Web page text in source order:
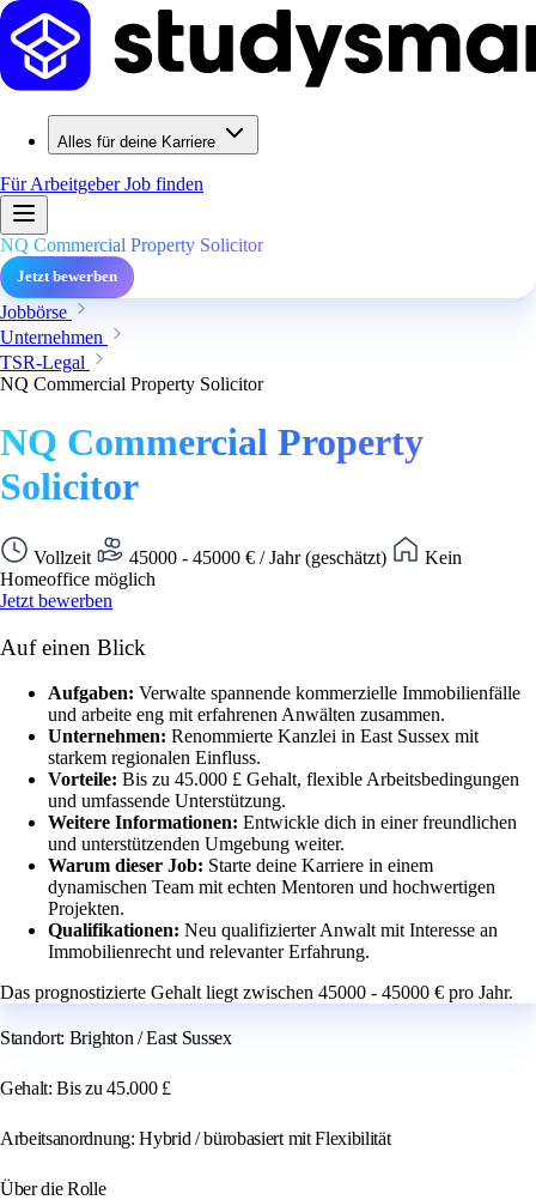
Alles für deine Karriere
Für ArbeitgeberJob finden
NQ Commercial Property Solicitor
Jetzt bewerben
Jobbörse
Unternehmen
TSR-Legal
NQ Commercial Property Solicitor
NQ Commercial Property
Solicitor
Vollzeit 45000 - 45000 € / Jahr (geschätzt)
Kein
Homeoffice möglich
Jetzt bewerben
Auf einen Blick
Aufgaben: Verwalte spannende kommerzielle Immobilienfälle
und arbeite eng mit erfahrenen Anwälten zusammen.
Unternehmen: Renommierte Kanzlei in East Sussex mit
starkem regionalen Einfluss.
Vorteile: Bis zu 45.000 £ Gehalt, flexible Arbeitsbedingungen
und umfassende Unterstützung.
Weitere Informationen: Entwickle dich in einer freundlichen
und unterstützenden Umgebung weiter.
Warum dieser Job: Starte deine Karriere in einem
dynamischen Team mit echten Mentoren und hochwertigen
Projekten.
Qualifikationen: Neu qualifizierter Anwalt mit Interesse an
Immobilienrecht und relevanter Erfahrung.
Das prognostizierte Gehalt liegt zwischen 45000 - 45000 € pro Jahr.
Standort: Brighton / East Sussex
Gehalt: Bis zu 45.000 £
Arbeitsanordnung: Hybrid / bürobasiert mit Flexibilität
Über die Rolle